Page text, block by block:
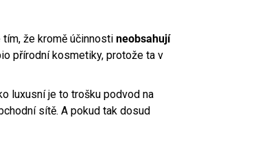
že kromě účinnosti neobsahují
přírodní kosmetiky, protože ta v
luxusní je to trošku podvod na
sítě. A pokud tak dosud